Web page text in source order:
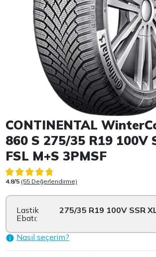
Item 1 of 1
CONTINENTAL
860 S 275/35 R19 100V
FSL M+S 3PMSF
4.8/5 (55 Değerlendirme)
Lastik
Ebatı:
Nasıl seçerim?